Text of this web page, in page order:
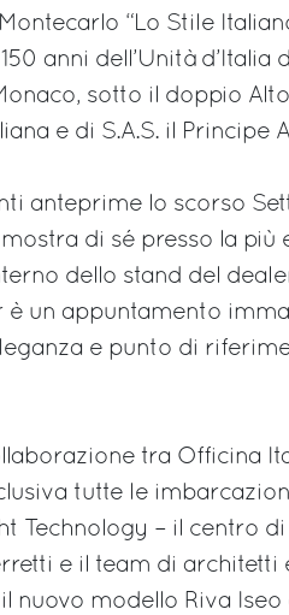
“Lo Stile
anni dell’Unità d’Italia
sotto il doppio
e di S.A.S. il Principe
anteprime lo scorso
di sé presso la più
dello stand del
è un appuntamento
e punto di
tra Officina
tutte le
Technology – il centro
e il team di architetti
nuovo modello Riva